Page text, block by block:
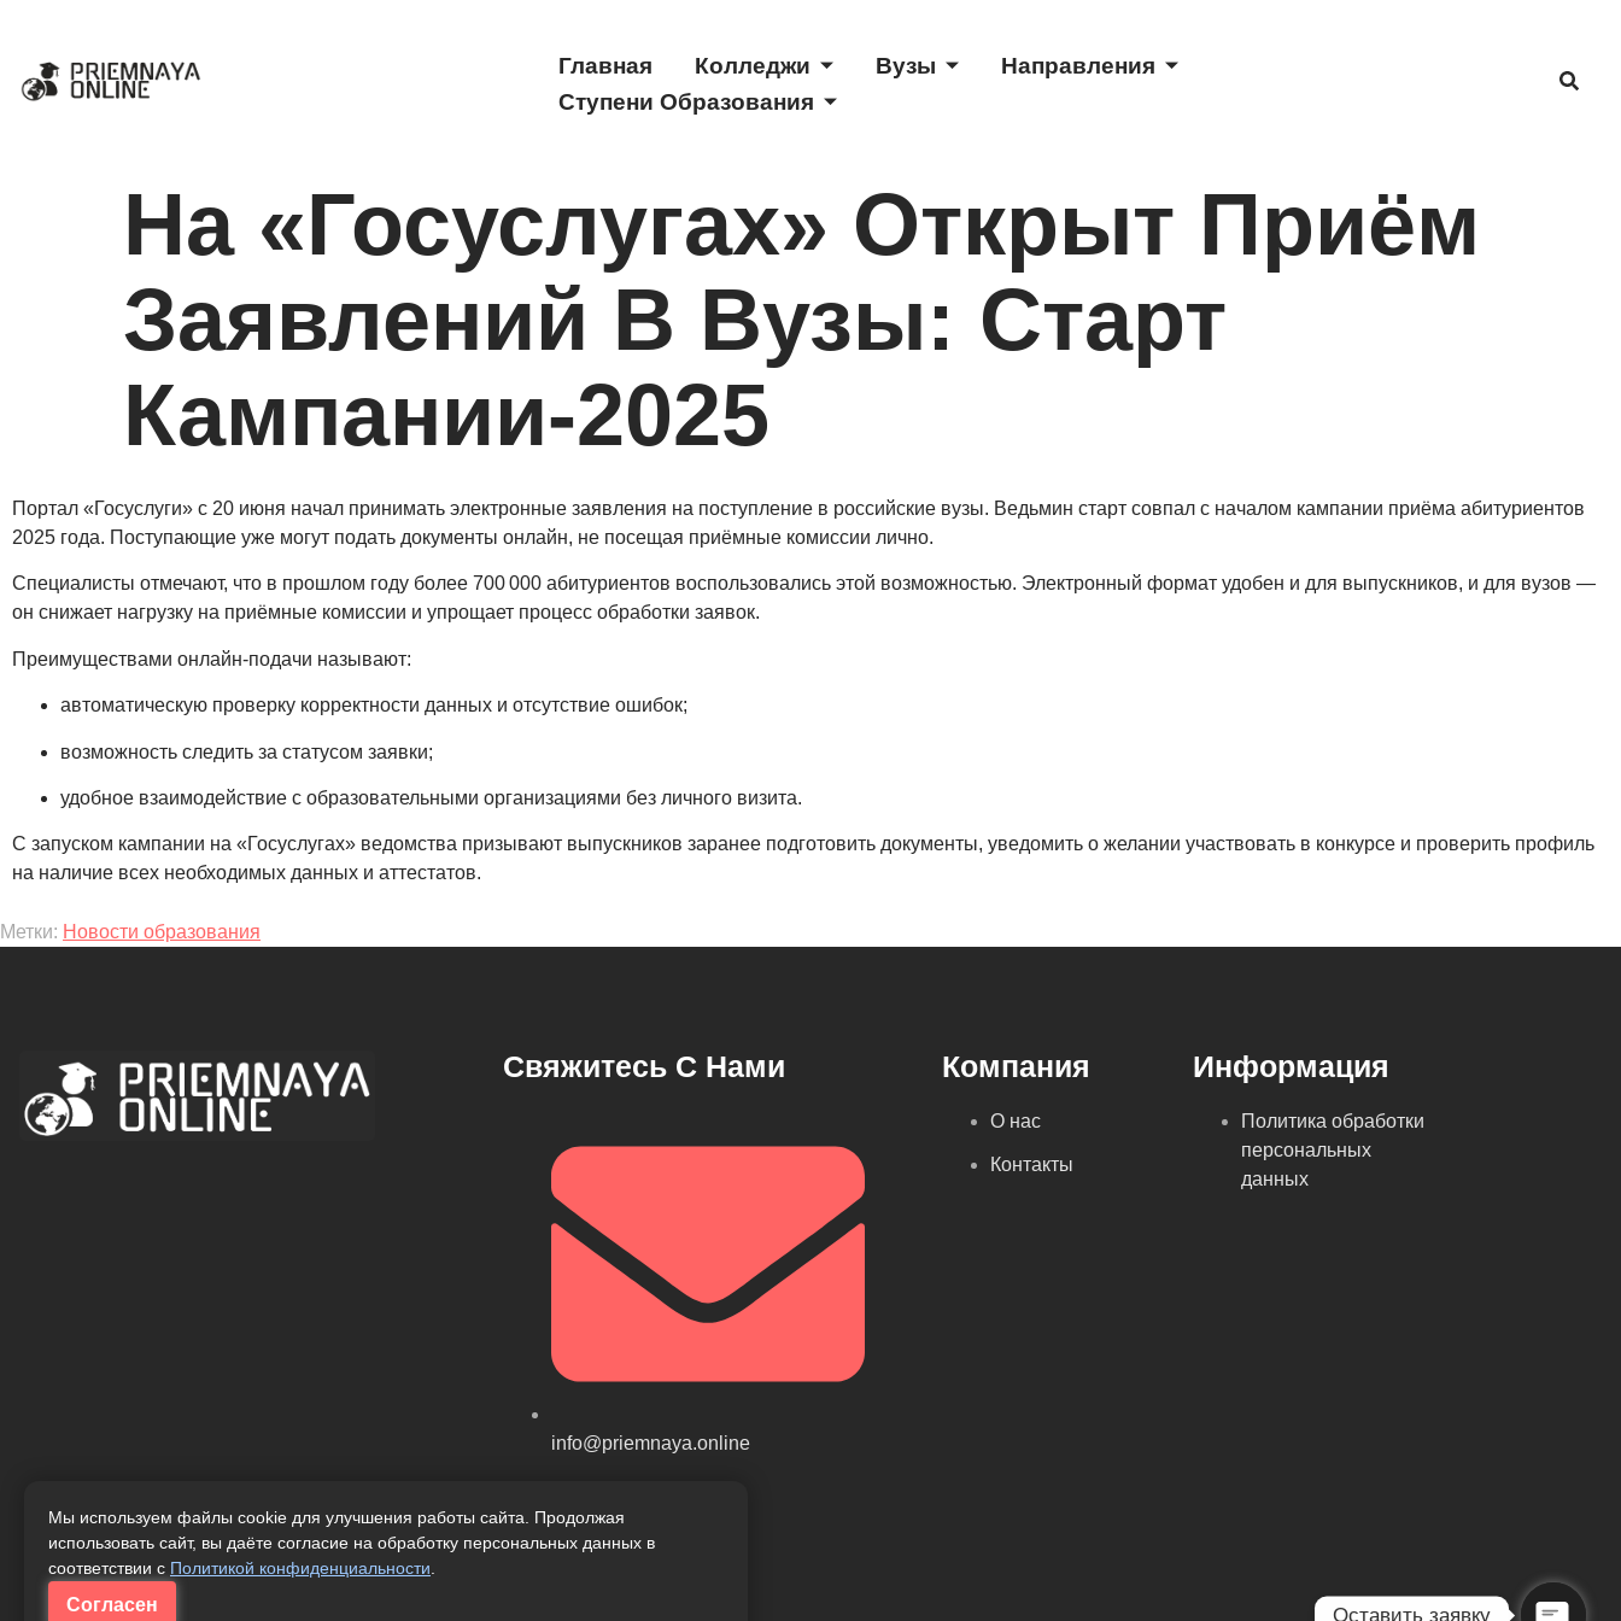
Главная Колледжи Вузы
Направления
Ступени Образования
На «Госуслугах» Открыт Приём
Заявлений В Вузы: Старт
Кампании-2025
Портал «Госуслуги» с 20 июня начал принимать электронные заявления на поступление в российские вузы. Ведьмин старт совпал с началом кампании приёма абитуриентов
2025 года. Поступающие уже могут подать документы онлайн, не посещая приёмные комиссии лично.
Специалисты отмечают, что в прошлом году более 700 000 абитуриентов воспользовались этой возможностью. Электронный формат удобен и для выпускников, и для вузов —
он снижает нагрузку на приёмные комиссии и упрощает процесс обработки заявок.
Преимуществами онлайн-подачи называют:
автоматическую проверку корректности данных и отсутствие ошибок;
возможность следить за статусом заявки;
удобное взаимодействие с образовательными организациями без личного визита.
С запуском кампании на «Госуслугах» ведомства призывают выпускников заранее подготовить документы, уведомить о желании участвовать в конкурсе и проверить профиль
на наличие всех необходимых данных и аттестатов.
Метки: Новости образования
Свяжитесь С Нами
info@priemnaya.online
Компания
О нас
Контакты
Информация
Политика обработки
персональных
данных
Мы используем файлы cookie для улучшения работы сайта. Продолжая
использовать сайт, вы даёте согласие на обработку персональных данных в
соответствии с Политикой конфиденциальности
Согласен Оставить заявку